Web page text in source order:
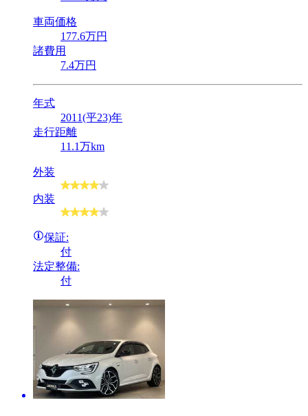
車両価格
177.6万円
諸費用
7.4万円
年式
2011(平23)年
走行距離
11.1万km
外装
内装
保証:
付
法定整備:
付